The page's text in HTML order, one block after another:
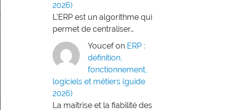
2026)
L'ERP est un algorithme qui
permet de centraliser…
Youcef on ERP :
définition,
fonctionnement,
logiciels et métiers (guide
2026)
La maîtrise et la fiabilité des